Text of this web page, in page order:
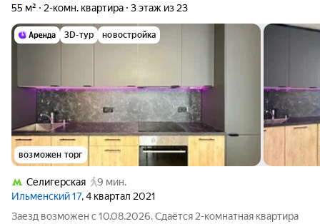
55 м²
2-комн. квартира 3 этаж из 23
3D-тур новостройка
возможен торг
Селигерская
9 мин.
Ильменский 17, 4 квартал 2021
Заезд возможен с 10.08.2026. Сдаётся 2-комнатная квартира